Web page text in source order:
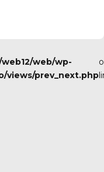
web/wp-
views/prev_next.php